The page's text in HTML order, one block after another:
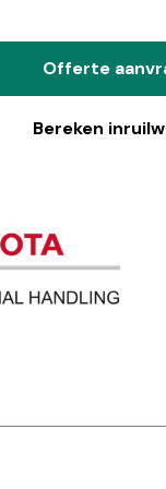
Offerte
Bereken